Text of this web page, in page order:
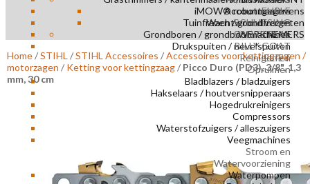
iMOW® robotmaaiers
Tuinfrezen / grondfrezen
Grondboren / grondboormachines
Drukspuiten / nevelspuiten
Reinigen en
Opruimen
Bladblazers / bladzuigers
Hakselaars / houtversnipperaars
Hogedrukreinigers
Compressors
Waterstofzuigers / alleszuigers
Veegmachines
Stroom en
Watervoorziening
Waterpompen
EHRLE
SCHLIESING
SPIJKSTAAL
BILLY GOAT
ELIET
Accountgegevens
Wachtwoord vergeten
WERKNEMERS
Home/STIHL /STIHL Accessoires /Accessoires voor kettingzagen /
motorzagen / Ketting voor kettingzaag/ Picco Duro (PD3), 3/8", 1,3
mm, 30 cm